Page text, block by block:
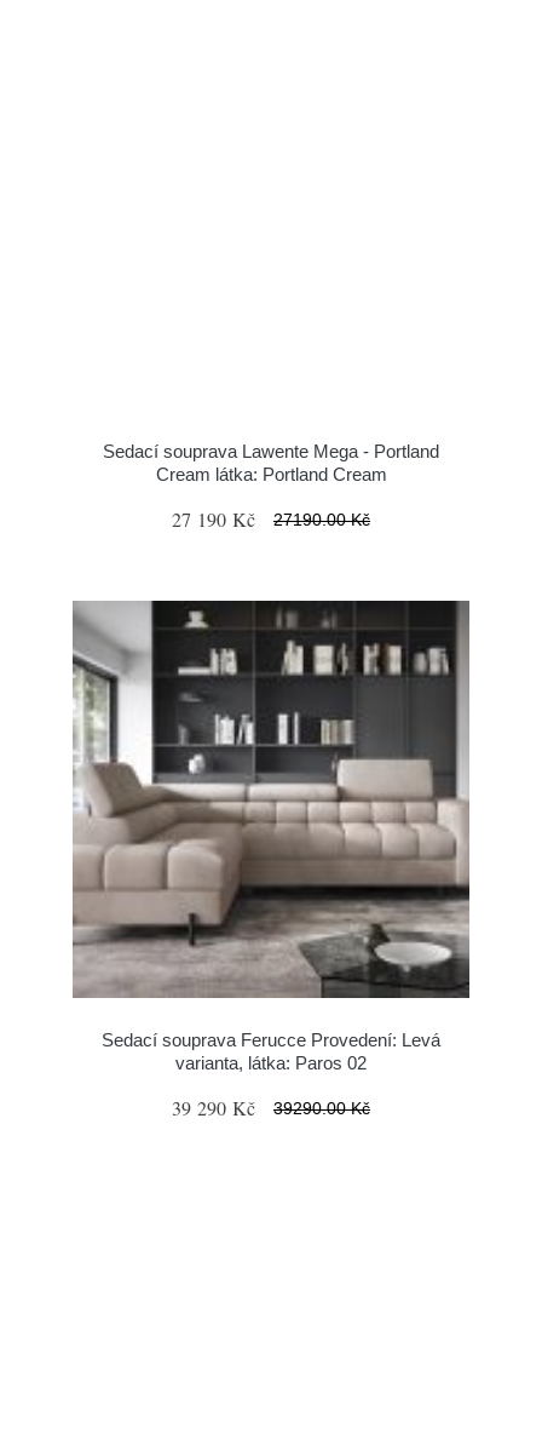
Sedací souprava Lawente Mega - Portland
Cream látka: Portland Cream
27 190 Kč 27190.00 Kč
Sedací souprava Ferucce Provedení: Levá
varianta, látka: Paros 02
39 290 Kč 39290.00 Kč